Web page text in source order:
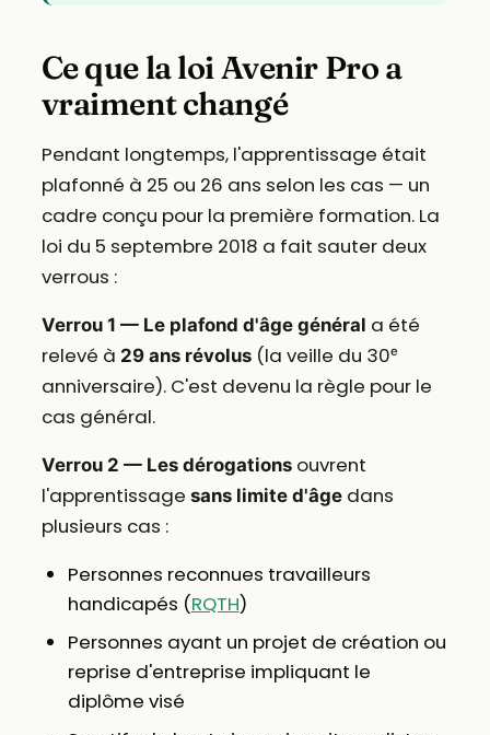
Ce que la loi Avenir Pro a
vraiment changé
Pendant longtemps, l'apprentissage était
plafonné à 25 ou 26 ans selon les cas — un
cadre conçu pour la première formation. La
loi du 5 septembre 2018 a fait sauter deux
verrous :
Verrou 1 — Le plafond d'âge général a été
relevé à 29 ans révolus(la veille du 30ᵉ
anniversaire). C'est devenu la règle pour le
cas général.
Verrou 2 — Les dérogationsouvrent
l'apprentissage sans limite d'âgedans
plusieurs cas :
Personnes reconnues travailleurs
handicapés (RQTH)
Personnes ayant un projet de création ou
reprise d'entreprise impliquant le
diplôme visé